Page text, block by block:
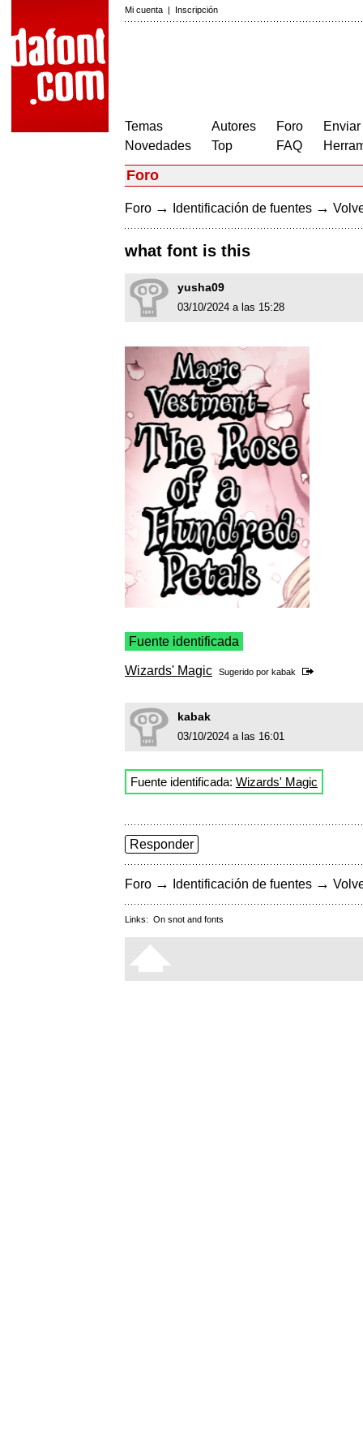
Mi cuenta | Inscripción
Temas
Novedades
Autores
Top
Foro
FAQ
Foro
Foro → Identificación de fuentes →
what font is this
yusha09
03/10/2024 a las 15:28
Fuente identificada
Wizards' Magic Sugerido por kabak
kabak
03/10/2024 a las 16:01
Fuente identificada: Wizards' Magic
Responder
Foro → Identificación de fuentes →
Links: On snot and fonts